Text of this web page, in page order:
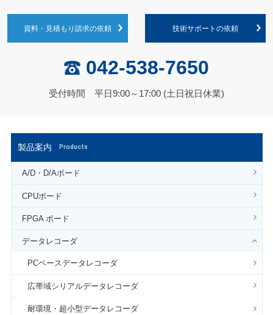
製品案内 Products
A/D・D/Aボード
CPUボード
FPGA ボード
データレコーダ
PCベースデータレコーダ
広帯域シリアルデータレコーダ
耐環境・超小型データレコーダ
資料・見積もり請求の依頼 技術サポートの依頼
042-538-7650
受付時間 平日9:00～17:00 (土日祝日休業)